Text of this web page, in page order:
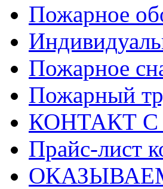
Пожарное
Пожарное
Пожарный
КОНТАКТ С
Прайс-лист